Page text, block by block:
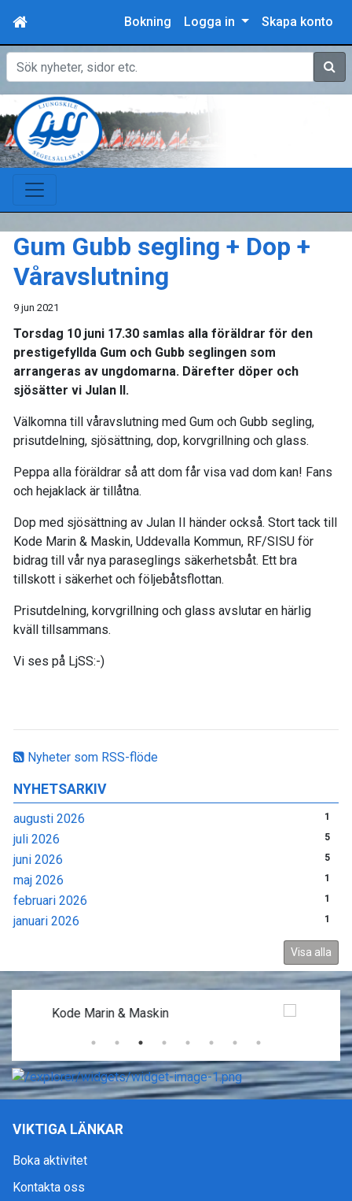
Bokning Logga in Skapa konto
Sök
Nyheter som RSS-flöde
NYHETSARKIV
augusti 2026 1
juli 2026 5
juni 2026 5
maj 2026 1
februari 2026 1
januari 2026 1
Visa alla
Gum Gubb segling + Dop +
Våravslutning
9 jun 2021
Torsdag 10 juni 17.30 samlas alla föräldrar för den
prestigefyllda Gum och Gubb seglingen som
arrangeras av ungdomarna. Därefter döper och
sjösätter vi Julan II.
Välkomna till våravslutning med Gum och Gubb segling,
prisutdelning, sjösättning, dop, korvgrillning och glass.
Peppa alla föräldrar så att dom får visa vad dom kan! Fans
och hejaklack är tillåtna.
Dop med sjösättning av Julan II händer också. Stort tack till
Kode Marin & Maskin, Uddevalla Kommun, RF/SISU för
bidrag till vår nya paraseglings säkerhetsbåt. Ett bra
tillskott i säkerhet och följebåtsflottan.
Prisutdelning, korvgrillning och glass avslutar en härlig
kväll tillsammans.
Vi ses på LjSS:-)
VIKTIGA LÄNKAR
Boka aktivitet
Kontakta oss